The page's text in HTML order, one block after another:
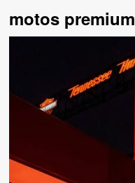
motos premium